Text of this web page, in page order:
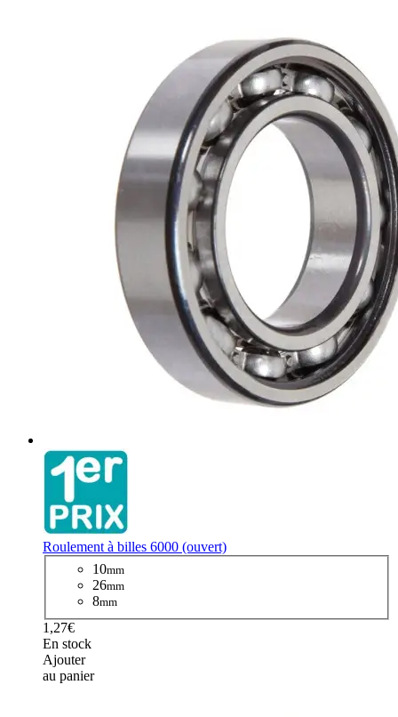
Roulement à billes 6000 (ouvert)
10mm
26mm
8mm
1,27€
En stock
Ajouter
au panier